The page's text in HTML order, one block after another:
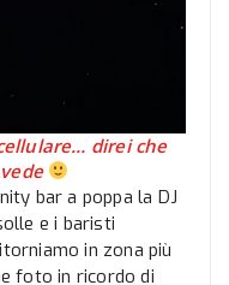
direi che
bar a poppa la DJ
e i baristi
in zona più
foto in ricordo di